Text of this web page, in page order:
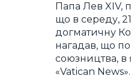
Папа Лев XIV,
що в середу,
догматичну
нагадав, що
союзництва, в
«Vatican News».